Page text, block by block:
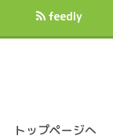
feedly
トップページへ